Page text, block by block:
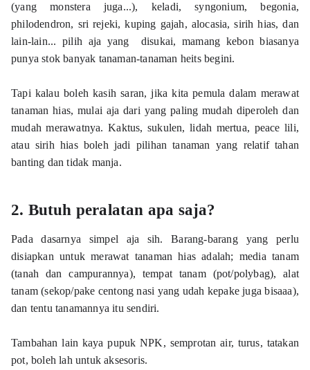
(yang monstera juga...), keladi, syngonium, begonia,
philodendron, sri rejeki, kuping gajah, alocasia, sirih hias, dan
lain-lain... pilih aja yang  disukai, mamang kebon biasanya
punya stok banyak tanaman-tanaman heits begini.
Tapi kalau boleh kasih saran, jika kita pemula dalam merawat
tanaman hias, mulai aja dari yang paling mudah diperoleh dan
mudah merawatnya. Kaktus, sukulen, lidah mertua, peace lili,
atau sirih hias boleh jadi pilihan tanaman yang relatif tahan
banting dan tidak manja.
2. Butuh peralatan apa saja?
Pada dasarnya simpel aja sih. Barang-barang yang perlu
disiapkan untuk merawat tanaman hias adalah; media tanam
(tanah dan campurannya), tempat tanam (pot/polybag), alat
tanam (sekop/pake centong nasi yang udah kepake juga bisaaa),
dan tentu tanamannya itu sendiri.
Tambahan lain kaya pupuk NPK, semprotan air, turus, tatakan
pot, boleh lah untuk aksesoris.